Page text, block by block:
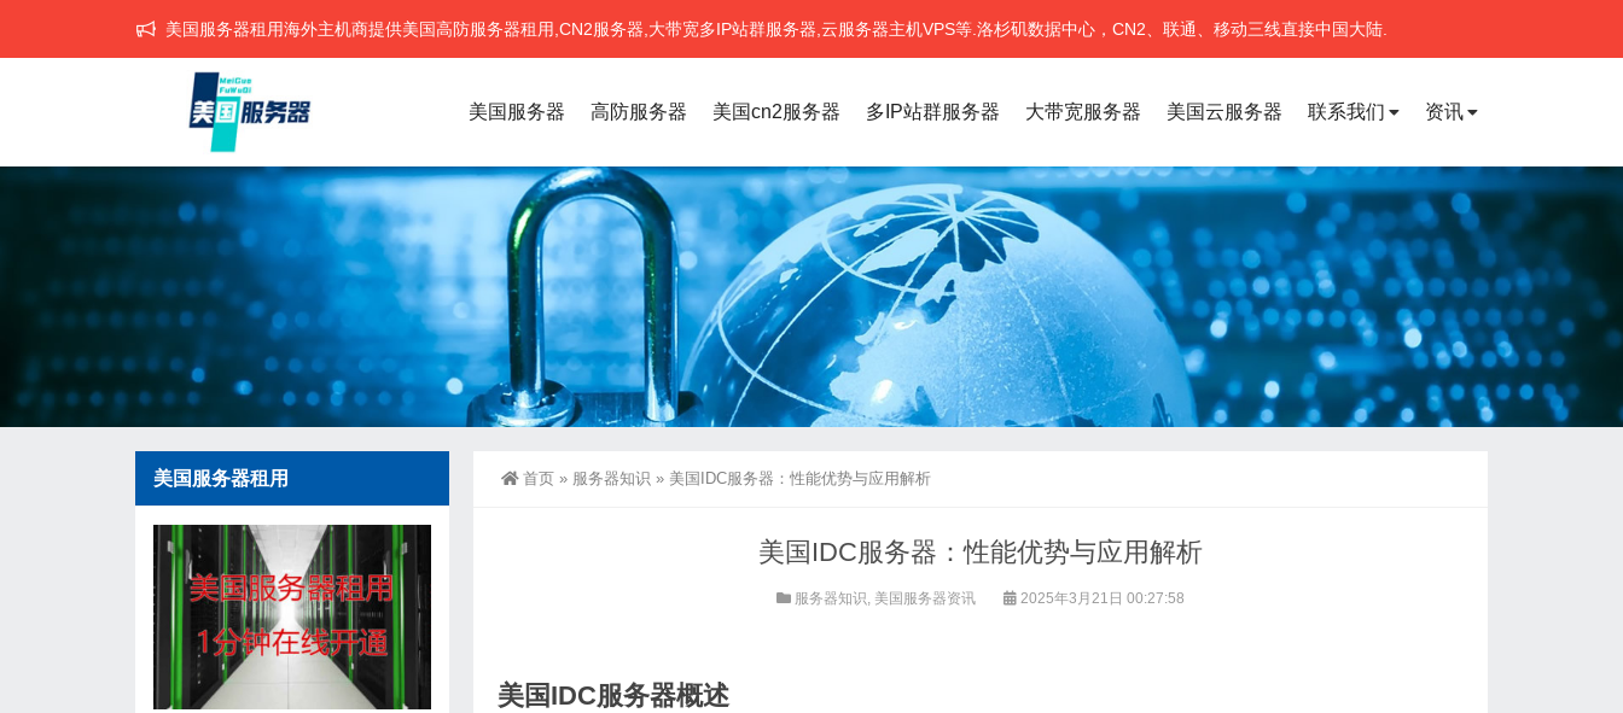
美国服务器租用海外主机商提供美国高防服务器租用,CN2服务器,大带宽多IP站群服务器,云服务器主机VPS等.洛杉矶数据中心，CN2、联通、移动三线直接中国大陆.
美国服务器 高防服务器 美国cn2服务器 多IP站群服务器 大带宽服务器 美国云服务器 联系我们 资讯
首页 » 服务器知识 » 美国IDC服务器：性能优势与应用解析
美国IDC服务器：性能优势与应用解析
服务器知识 美国服务器资讯 2025年3月21日 00:27:58
美国IDC服务器概述
美国服务器租用